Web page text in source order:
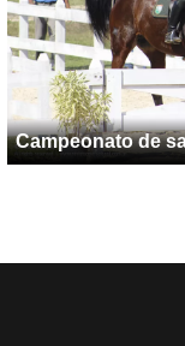
Campeonato de